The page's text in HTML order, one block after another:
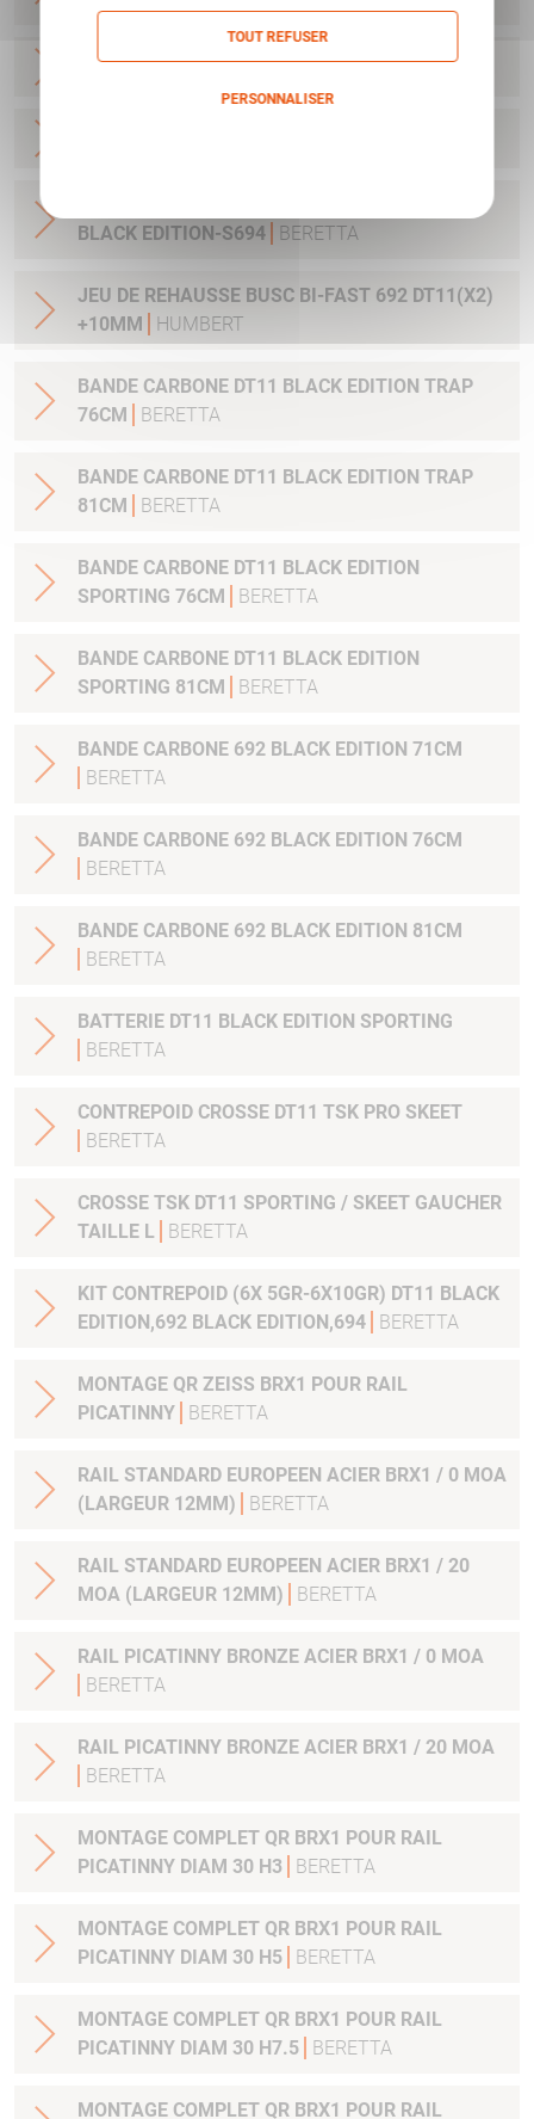
CHARGEUR PX4 DUTY CAL45 9CPS BERETTA
BLACK EDITION-S694
BERETTA
JEU DE REHAUSSE BUSC BI-FAST 692 DT11(X2)
+10MM
HUMBERT
BANDE CARBONE DT11 BLACK EDITION TRAP
76CM
BERETTA
BANDE CARBONE DT11 BLACK EDITION TRAP
81CM
BERETTA
BANDE CARBONE DT11 BLACK EDITION
SPORTING 76CM
BERETTA
BANDE CARBONE DT11 BLACK EDITION
SPORTING 81CM
BERETTA
BANDE CARBONE 692 BLACK EDITION 71CM
BERETTA
BANDE CARBONE 692 BLACK EDITION 76CM
BERETTA
BANDE CARBONE 692 BLACK EDITION 81CM
BERETTA
BATTERIE DT11 BLACK EDITION SPORTING
BERETTA
CONTREPOID CROSSE DT11 TSK PRO SKEET
BERETTA
CROSSE TSK DT11 SPORTING / SKEET GAUCHER
TAILLE L
BERETTA
KIT CONTREPOID (6X 5GR-6X10GR) DT11 BLACK
EDITION,692 BLACK EDITION,694
BERETTA
MONTAGE QR ZEISS BRX1 POUR RAIL
PICATINNY
BERETTA
RAIL STANDARD EUROPEEN ACIER BRX1 / 0 MOA
(LARGEUR 12MM)
BERETTA
RAIL STANDARD EUROPEEN ACIER BRX1 / 20
MOA (LARGEUR 12MM)
BERETTA
RAIL PICATINNY BRONZE ACIER BRX1 / 0 MOA
BERETTA
RAIL PICATINNY BRONZE ACIER BRX1 / 20 MOA
BERETTA
MONTAGE COMPLET QR BRX1 POUR RAIL
PICATINNY DIAM 30 H3
BERETTA
MONTAGE COMPLET QR BRX1 POUR RAIL
PICATINNY DIAM 30 H5
BERETTA
MONTAGE COMPLET QR BRX1 POUR RAIL
PICATINNY DIAM 30 H7.5
BERETTA
MONTAGE COMPLET QR BRX1 POUR RAIL
TOUT REFUSER
PERSONNALISER